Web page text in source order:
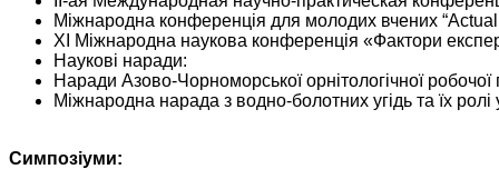
Міжнародна конференція для молодих вчених
XI Міжнародна наукова конференція «Фактори
Наукові наради:
Наради Азово-Чорноморської орнітологічної
Міжнародна нарада з водно-болотних угідь та їх ролі
Симпозіуми: